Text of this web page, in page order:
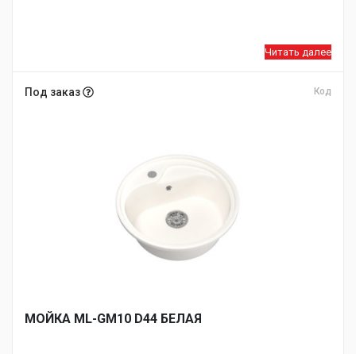
Читать далее
Под заказ Код
МОЙКA ML-GM10 D44 БЕЛАЯ